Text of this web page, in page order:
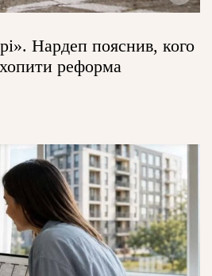
Нардеп пояснив, кого
реформа